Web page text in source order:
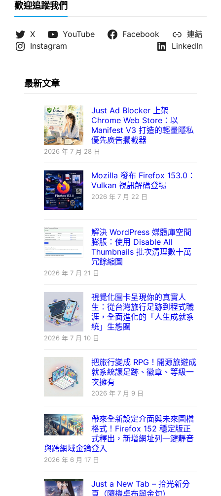
歡迎追蹤我們
X YouTube Facebook
連結
Instagram
LinkedIn
最新文章
Just Ad Blocker 上架
Chrome Web Store：以
Manifest V3 打造的輕量隱私
優先廣告攔截器
2026 年 7 月 28 日
Mozilla 發布 Firefox 153.0：
Vulkan 視訊解碼登場
2026 年 7 月 22 日
解決 WordPress 媒體庫空間
膨脹：使用 Disable All
Thumbnails 批次清理數十萬
冗餘縮圖
2026 年 7 月 21 日
視覺化圖卡呈現你的真實人
生：從台灣旅行足跡到程式職
涯，全面進化的「人生成就系
統」生態圈
2026 年 7 月 10 日
把旅行變成 RPG！開源旅遊成
就系統讓足跡、徽章、等級一
次擁有
2026 年 7 月 9 日
帶來全新設定介面與未來圖檔
格式！Firefox 152 穩定版正
式釋出，新增網址列一鍵靜音
與跨網域金鑰登入
2026 年 6 月 17 日
Just a New Tab – 拾光新分
頁（隨機桌布與金句）